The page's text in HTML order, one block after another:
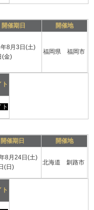
開催期日 開催地
8月3日(土)
(金)
福岡県 福岡市
ト
開催期日 開催地
8月24日(土)
(日)
北海道 釧路市
ト